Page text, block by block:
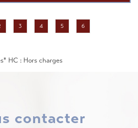
3 4 5 6
* HC : Hors charges
contacter